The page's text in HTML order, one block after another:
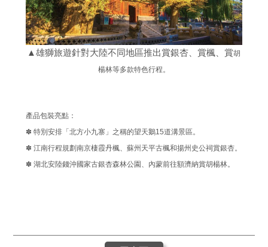
▲雄獅旅遊針對大陸不同地區推出賞銀杏、賞楓、賞胡
楊林等多款特色行程。
產品包裝亮點：
✽ 特別安排「北方小九寨」之稱的望天鵝15道溝景區。
✽ 江南行程規劃南京棲霞丹楓、蘇州天平古楓和揚州史公祠賞銀杏。
✽ 湖北安陸錢沖國家古銀杏森林公園、內蒙前往額濟納賞胡楊林。